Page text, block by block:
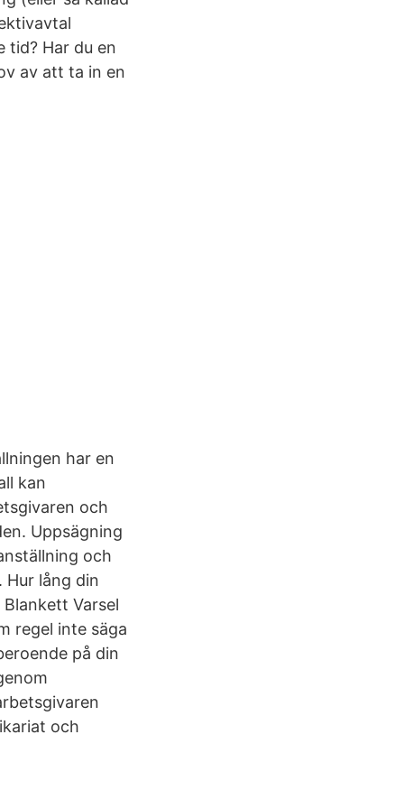
tid? Har du en
av att ta in en
har en
kan
och
Uppsägning
och
Hur lång din
Varsel
regel inte säga
på din
och